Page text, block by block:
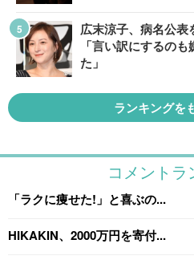
広末涼子、病名公
「言い訳にするの
た」
ランキングを